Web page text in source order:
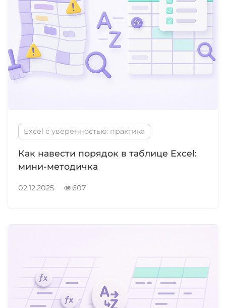
Excel с уверенностью: практика
Как навести порядок в таблице Excel:
мини-методичка
02.12.2025 607